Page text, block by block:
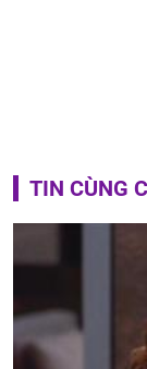
TIN CÙNG